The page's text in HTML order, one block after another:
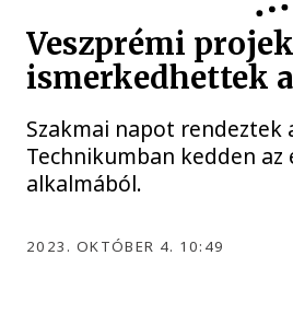
Veszprémi
ismerkedhettek
Szakmai napot rendeztek
Technikumban kedden
alkalmából.
2023. OKTÓBER 4. 10:49